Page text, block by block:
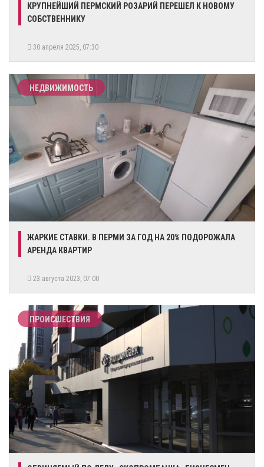
​КРУПНЕЙШИЙ ПЕРМСКИЙ РОЗАРИЙ ПЕРЕШЕЛ К НОВОМУ
СОБСТВЕННИКУ
30 апреля 2025, 07:30
НЕДВИЖИМОСТЬ
ЖАРКИЕ СТАВКИ. В ПЕРМИ ЗА ГОД НА 20% ПОДОРОЖАЛА
АРЕНДА КВАРТИР
23 августа 2023, 07:00
ПРОИСШЕСТВИЯ